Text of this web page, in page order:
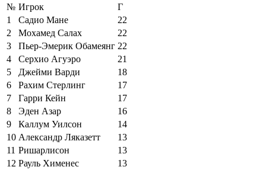
№ Игрок
Г
1
Садио Мане
22
2
Мохамед Салах
22
3
Пьер-Эмерик Обамеянг 22
4
Серхио Агуэро
21
5
Джейми Варди
18
6
Рахим Стерлинг
17
7
Гарри Кейн
17
8
Эден Азар
16
9
Каллум Уилсон
14
10 Александр Ляказетт
13
11 Ришарлисон
13
12 Рауль Хименес
13